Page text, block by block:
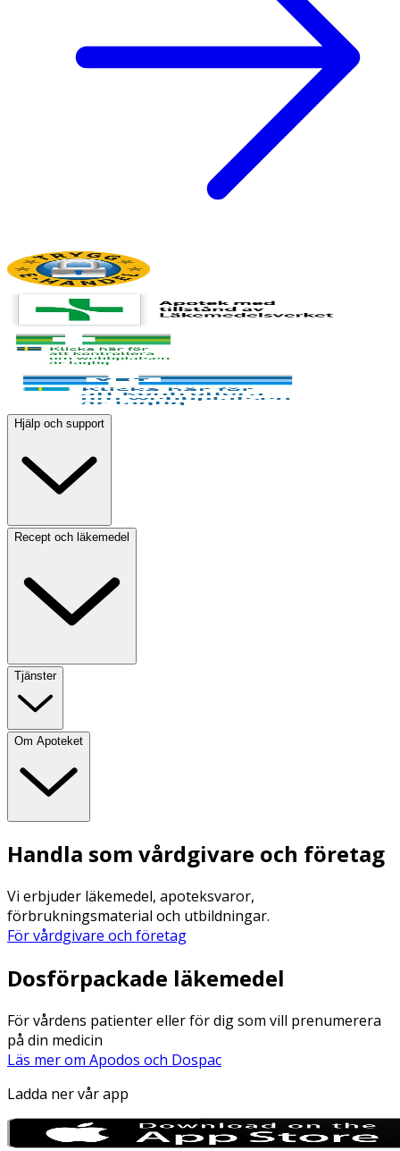
Hjälp och support
Recept och läkemedel
Tjänster
Om Apoteket
Handla som vårdgivare och företag
Vi erbjuder läkemedel, apoteksvaror,
förbrukningsmaterial och utbildningar.
För vårdgivare och företag
Dosförpackade läkemedel
För vårdens patienter eller för dig som vill prenumerera
på din medicin
Läs mer om Apodos och Dospac
Ladda ner vår app